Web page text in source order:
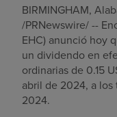
Buscar un centro
Inversores
Empleos
BIRMINGHAM,
/PRNewswire/ --
EHC) anunció hoy
un dividendo en
ordinarias de 0.15
abril de 2024, a
2024.